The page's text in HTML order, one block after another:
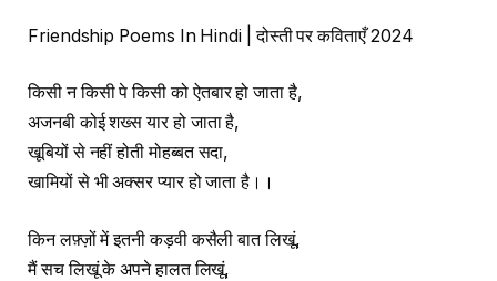
Friendship Poems In Hindi | दोस्ती पर कविताएँ 2024
किसी न किसी पे किसी को ऐतबार हो जाता है,
अजनबी कोई शख्स यार हो जाता है,
खूबियों से नहीं होती मोहब्बत सदा,
खामियों से भी अक्सर प्यार हो जाता है।।
किन लफ़्ज़ों में इतनी कड़वी कसैली बात लिखूं,
मैं सच लिखूं के अपने हालत लिखूं,